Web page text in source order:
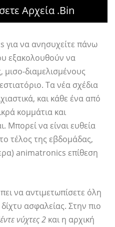
Αρχεία .bin
να ανησυχείτε πάνω
εξακολουθούν να
διαμελισμένους
Τα νέα σχέδια
και κάθε ένα από
κομμάτια και
Μπορεί να είναι ευθεία
τέλος της εβδομάδας,
animatronics επίθεση
να αντιμετωπίσετε όλη
ασφαλείας. Στην πιο
νύχτες 2 και η αρχική